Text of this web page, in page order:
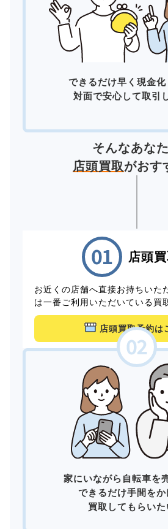
できるだけ早く現金化
対面で安心して取引
そんなあな
店頭買取がおす
店頭
お近くの店舗へ直接お持ちいた
は一番ご利用いただいている買
店頭買取予約は
家にいながら自転車を
できるだけ手間をか
買取してもらいた